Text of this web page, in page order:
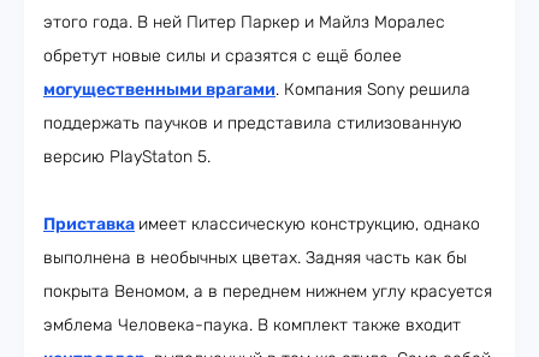
этого года. В ней Питер Паркер и Майлз Моралес
обретут новые силы и сразятся с ещё более
могущественными врагами. Компания Sony решила
поддержать паучков и представила стилизованную
версию PlayStaton 5.
Приставка имеет классическую конструкцию, однако
выполнена в необычных цветах. Задняя часть как бы
покрыта Веномом, а в переднем нижнем углу красуется
эмблема Человека-паука. В комплект также входит